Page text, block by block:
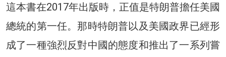
這本書在2017年出版時，正值是特朗普擔任美國
總統的第一任。那時特朗普以及美國政界已經形
成了一種強烈反對中國的態度和推出了一系列嘗